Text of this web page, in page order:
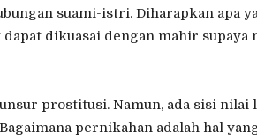
suami-istri. Diharapkan apa
dikuasai dengan mahir supaya
prostitusi. Namun, ada sisi nilai
pernikahan adalah hal